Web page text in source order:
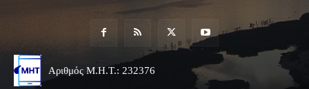
Αριθμός Μ.Η.Τ.: 232376